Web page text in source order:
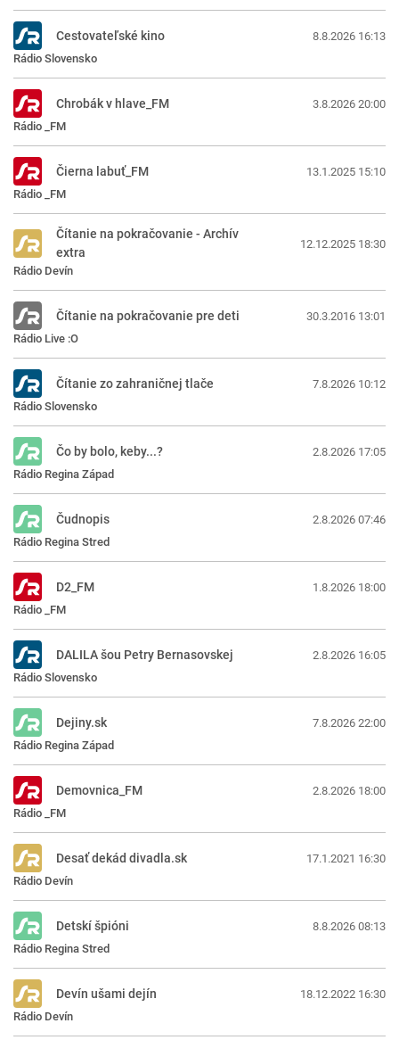
Rádio Slovensko
Cestovateľské kino 8.8.2026 16:13
Rádio _FM
Chrobák v hlave_FM 3.8.2026 20:00
Rádio _FM
Čierna labuť_FM 13.1.2025 15:10
Rádio Devín
Čítanie na pokračovanie - Archív
extra
12.12.2025 18:30
Rádio Live :O
Čítanie na pokračovanie pre deti 30.3.2016 13:01
Rádio Slovensko
Čítanie zo zahraničnej tlače 7.8.2026 10:12
Rádio Regina Západ
Čo by bolo, keby...? 2.8.2026 17:05
Rádio Regina Stred
Čudnopis 2.8.2026 07:46
Rádio _FM
D2_FM 1.8.2026 18:00
Rádio Slovensko
DALILA šou Petry Bernasovskej 2.8.2026 16:05
Rádio Regina Západ
Dejiny.sk 7.8.2026 22:00
Rádio _FM
Demovnica_FM 2.8.2026 18:00
Rádio Devín
Desať dekád divadla.sk 17.1.2021 16:30
Rádio Regina Stred
Detskí špióni 8.8.2026 08:13
Rádio Devín
Devín ušami dejín 18.12.2022 16:30